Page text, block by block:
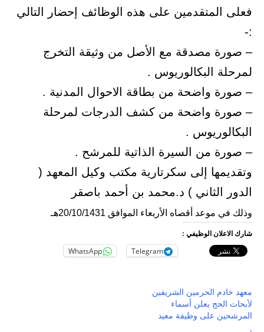
فعلى المتقدمين على هذه الوظائف إحضار التالي
:-
– صورة مصدقة مع الأصل من وثيقة التخرج
لمرحلة البكالوريوس .
– صورة واضحة من بطاقة الاحوال المدنية .
– صورة واضحة من كشف الدرجات لمرحلة
البكالوريوس .
– صورة من السيرة الذاتية للمرشح .
وتقديمها إلى سكرتارية مكتب وكيل المعهد (
الدور الثاني ) د.محمد بن أحمد باصقر
وذلك في موعد أقصاه الأربعاء الموافق 20/10/1431هـ
شارك الاعلان الوظيفي :
Telegram
WhatsApp
معهد خادم الحرمين الشريفين
لأبحاث الحج يعلن أسماء
المرشحين على وظيفة معيد